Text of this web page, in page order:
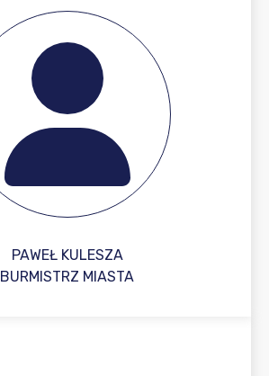
PAWEŁ KULESZA
BURMISTRZ MIASTA